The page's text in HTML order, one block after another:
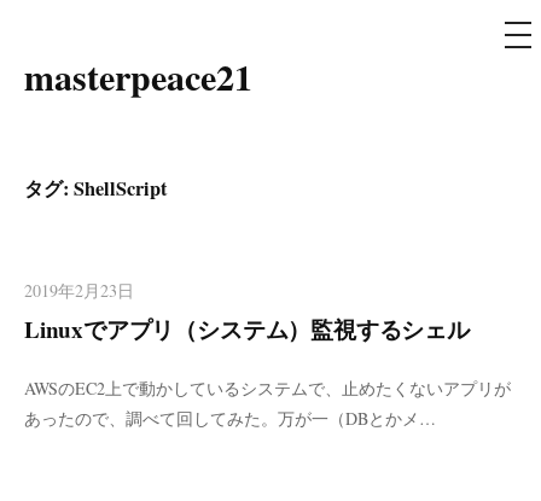
コ
ツ
キ
ッ
masterpeace21
メ
ニ
タグ: ShellScript
2019年2月23日
Linuxでアプリ（システム）監視するシェル
AWSのEC2上で動かしているシステムで、止めたくないアプリが
あったので、調べて回してみた。万が一（DBとかメ…